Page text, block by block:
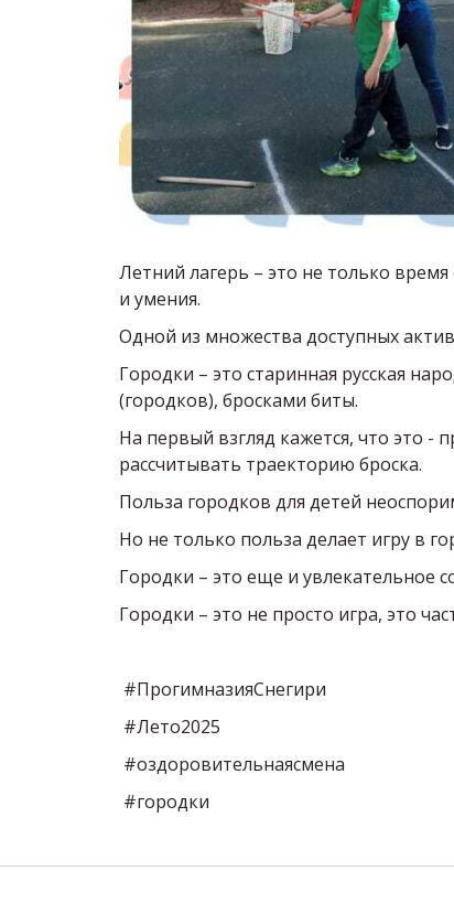
Летний лагерь – это не только
и умения.
Одной из множества доступных
Городки – это старинная русская
(городков), бросками биты.
На первый взгляд кажется, что это -
рассчитывать траекторию броска.
Польза городков для детей
Но не только польза делает игру в
Городки – это еще и увлекательное
Городки – это не просто игра, это
#ПрогимназияСнегири
#Лето2025
#оздоровительнаясмена
#городки